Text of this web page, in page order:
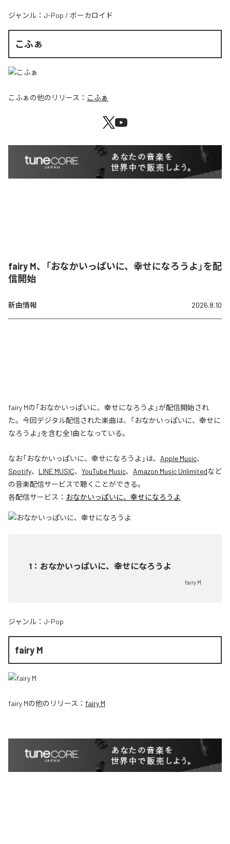
ジャンル： J-Pop / ボーカロイド
こふぁ
こふぁ の他のリリース： こふぁ
fairy M、「おなかいっぱいに、幸せになろうよ」を配
信開始
新曲情報 2026.8.10
fairy Mの「おなかいっぱいに、幸せになろうよ」が配信開始され
た。今回デジタル配信された楽曲は、「おなかいっぱいに、幸せに
なろうよ」を含む全1曲となっている。
なお「おなかいっぱいに、幸せになろうよ 」は、 Apple Music、
Spotify、 LINE MUSIC、 YouTube Music、 Amazon Music Unlimitedなど
の音楽配信サービスで聴くことができる。
各配信サービス： おなかいっぱいに、幸せになろうよ
1 ： おなかいっぱいに、幸せになろうよ
fairy M
ジャンル： J-Pop
fairy M
fairy Mの他のリリース： fairy M